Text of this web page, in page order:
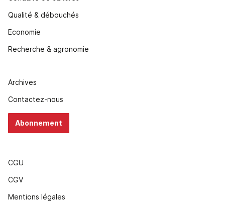
Qualité & débouchés
Economie
Recherche & agronomie
Archives
Contactez-nous
Abonnement
CGU
CGV
Mentions légales